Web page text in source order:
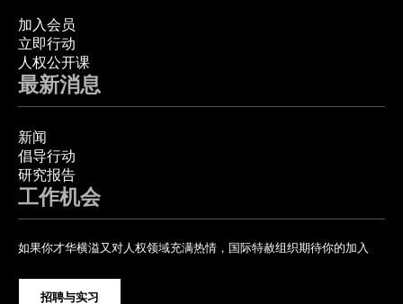
加入会员
立即行动
人权公开课
最新消息
新闻
倡导行动
研究报告
工作机会
如果你才华横溢又对人权领域充满热情，国际特赦组织期待你的加入
招聘与实习